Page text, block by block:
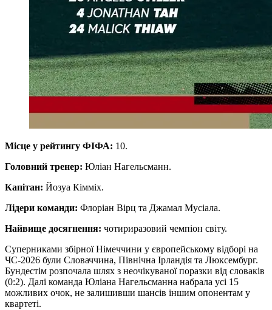
Місце у рейтингу ФІФА: 10.
Головний тренер: Юліан Нагельсманн.
Капітан: Йозуа Кімміх.
Лідери команди: Флоріан Вірц та Джамал Мусіала.
Найвище досягнення: чотириразовий чемпіон світу.
Суперниками збірної Німеччини у європейському відборі на
ЧС-2026 були Словаччина, Північна Ірландія та Люксембург.
Бундестім розпочала шлях з неочікуваної поразки від словаків
(0:2). Далі команда Юліана Нагельсманна набрала усі 15
можливих очок, не залишивши шансів іншим опонентам у
квартеті.